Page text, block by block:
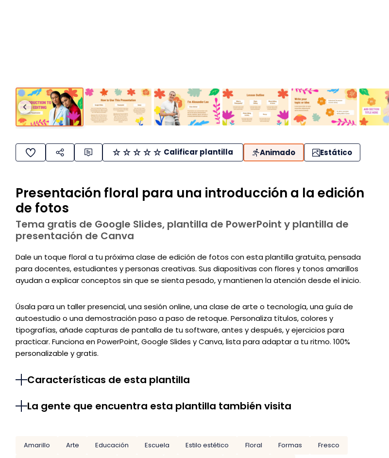
Calificar plantilla Animado Estático
Presentación floral para una introducción a la edición
de fotos
Tema gratis de Google Slides, plantilla de PowerPoint y plantilla de
presentación de Canva
Dale un toque floral a tu próxima clase de edición de fotos con esta plantilla gratuita, pensada
para docentes, estudiantes y personas creativas. Sus diapositivas con flores y tonos amarillos
ayudan a explicar conceptos sin que se sienta pesado, y mantienen la atención desde el inicio.
Úsala para un taller presencial, una sesión online, una clase de arte o tecnología, una guía de
autoestudio o una demostración paso a paso de retoque. Personaliza títulos, colores y
tipografías, añade capturas de pantalla de tu software, antes y después, y ejercicios para
practicar. Funciona en PowerPoint, Google Slides y Canva, lista para adaptar a tu ritmo. 100%
personalizable y gratis.
Características de esta plantilla
La gente que encuentra esta plantilla también visita
Amarillo Arte Educación Escuela Estilo estético Floral Formas
Fresco